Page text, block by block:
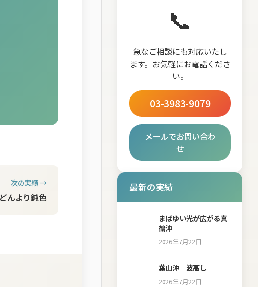
次の実績 →
どんより鈍色
📞
急なご相談にも対応いたし
ます。お気軽にお電話くださ
い。
03-3983-9079
メールでお問い合わ
せ
最新の実績
まばゆい光が広がる真
鶴沖
2026年7月22日
葉山沖 波高し
2026年7月22日